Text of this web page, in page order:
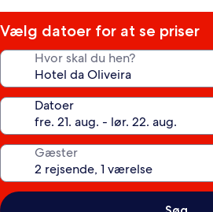
Vælg datoer for at se priser
Hvor skal du hen?
Datoer
Gæster